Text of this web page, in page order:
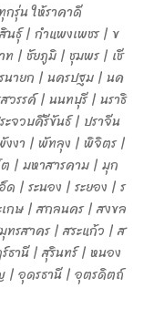
รุ่น ให้ราคาดี
ธุ์ | กำแพงเพชร | ข
ท | ชัยภูมิ | ชุมพร | เชี
นายก | นครปฐม | นค
วรรค์ | นนทบุรี | นราธิ
จวบคีรีขันธ์ | ปราจีน
งงา | พัทลุง | พิจิตร |
| มหาสารคาม | มุก
| ระนอง | ระยอง | ร
กษ | สกลนคร | สงขล
รสาคร | สระแก้ว | ส
ธานี | สุรินทร์ | หนอง
| อุดรธานี | อุตรดิตถ์